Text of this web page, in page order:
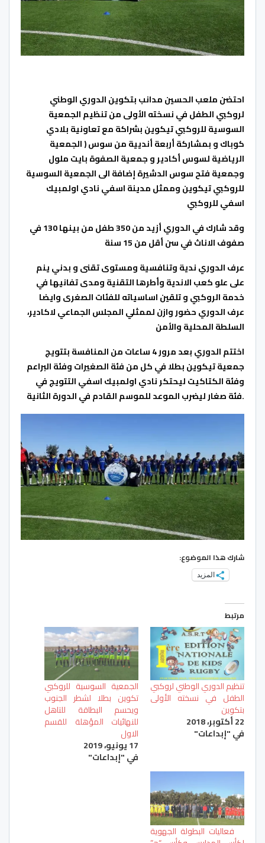
احتضن ملعب الحسين مدانب بتكوين الدوري الوطني
لروكبي الطفل في نسخته الأولى من تنظيم الجمعية
السوسية للروكبي تيكوين بشراكة مع تعاونية بلادي
كوباك و بمشاركة أربعة أنديية من سوس ( الجمعية
الرياضية لسوس أكادير و جمعية الصفوة بايت ملول
وجمعية فتح سوس الدشيرة إضافة الى الجمعية السوسية
للروكبي تيكوين وممثل مدينة اسفي نادي اولمبيك
اسفي للروكبي
وقد شارك في الدوري أزيد من 350 طفل من بينها 130 في
صفوف الاناث في سن أقل من 15 سنة
عرف الدوري ندية وتنافسية ومستوى تقنى و بدني ينم
على علو كعب الاندية وأطرها التقنية ومدى تفانيها في
خدمة الروكبي و تلقين اساسياته للفئات الصغرى وايضا
عرف الدوري حضور وازن لممثلي المجلس الجماعي لاكادير،
السلطة المحلية والأمن
اختتم الدوري بعد مرور 4 ساعات من المنافسة بتتويج
جمعية تيكوين بطلا في كل من فئة الصغيرات وفئة البراعم
وفئة الكتاكيت ليحتكر نادي اولمبيك اسفي التتويج في
فئةصغار ليضرب الموعد للموسم القادمفي الدورة الثانية .
شارك هذا الموضوع:
المزيد
مرتبط
تنظيم الدوري الوطني لروكبي
الطفل في نسخته الأولى
بتكوين
22 أكتوبر، 2018
في "إبداعات"
الجمعية السوسية للروكبي
تكوين بطلا لشطر الجنوب
ويحسم البطاقة للتاهل
للنهائيات المؤهلة للقسم
الاول
17 يونيو، 2019
في "إبداعات"
فعاليات البطولة الجهوية